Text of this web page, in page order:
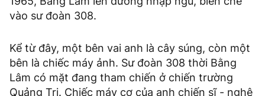
vào sư đoàn 308.
Kể từ đây, một bên vai anh là cây súng, còn một
bên là chiếc máy ảnh. Sư đoàn 308 thời Bằng
Lâm có mặt đang tham chiến ở chiến trường
Quảng Trị. Chiếc máy cơ của anh chiến sĩ - nghệ